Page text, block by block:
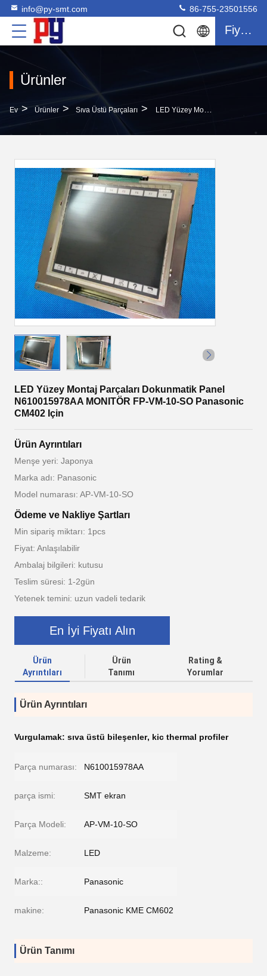
info@py-smt.com 86-755-23501556
Fiyat Teklifi
Ürünler
Ev > Ürünler > Sıva Üstü Parçaları > LED Yüzey Montaj Parçaları Dokunmatik Panel N610015978AA MONITÖR FP-VM-10-SO Panasonic CM402 Için
LED Yüzey Montaj Parçaları Dokunmatik Panel
N610015978AA MONITÖR FP-VM-10-SO Panasonic
CM402 Için
Ürün Ayrıntıları
Menşe yeri: Japonya
Marka adı: Panasonic
Model numarası: AP-VM-10-SO
Ödeme ve Nakliye Şartları
Min sipariş miktarı: 1pcs
Fiyat: Anlaşılabilir
Ambalaj bilgileri: kutusu
Teslim süresi: 1-2gün
Yetenek temini: uzun vadeli tedarik
En İyi Fiyatı Alın
Ürün
Ayrıntıları
Ürün
Tanımı
Rating &
Yorumlar
Ürün Ayrıntıları
Vurgulamak: sıva üstü bileşenler, kic thermal profiler
Parça numarası: N610015978AA
parça ismi: SMT ekran
Parça Modeli: AP-VM-10-SO
Malzeme: LED
Marka:: Panasonic
makine: Panasonic KME CM602
Ürün Tanımı